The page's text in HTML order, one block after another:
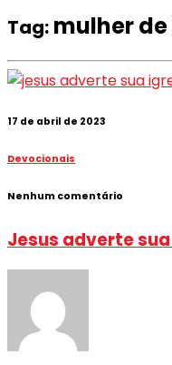
Tag: mulher de
17 de abril de 2023
Devocionais
Nenhum comentário
Jesus adverte